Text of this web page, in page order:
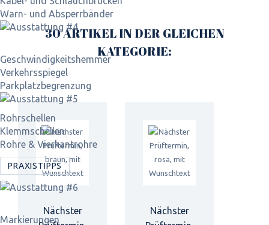
Warn- und Absperrbänder
Geschwindigkeits­hemmer
Verkehrsspiegel
Parkplatz­begrenzung
Rohrschellen
Klemmschellen
Rohre & Vierkantrohre
PRAXISTIPPS
Markierungen
30 ARTIKEL IN DER GLEICHEN
KATEGORIE:
Nächster
Nächster